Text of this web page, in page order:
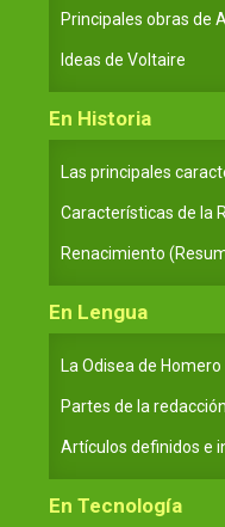
Principales obras de
Ideas de Voltaire
En Historia
Las principales
Características de la
Renacimiento
En Lengua
La Odisea de
Partes de la redacción
Artículos definidos e
En Tecnología